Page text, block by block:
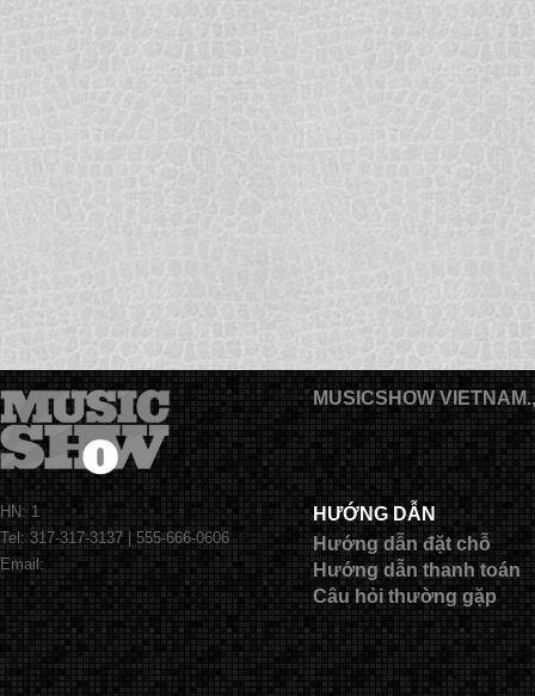
HN: 1
Tel: 317-317-3137 | 555-666-0606
Email:
MUSICSHOW VIETNAM.,
HƯỚNG DẪN
Hướng dẫn đặt chỗ
Hướng dẫn thanh toán
Câu hỏi thường gặp